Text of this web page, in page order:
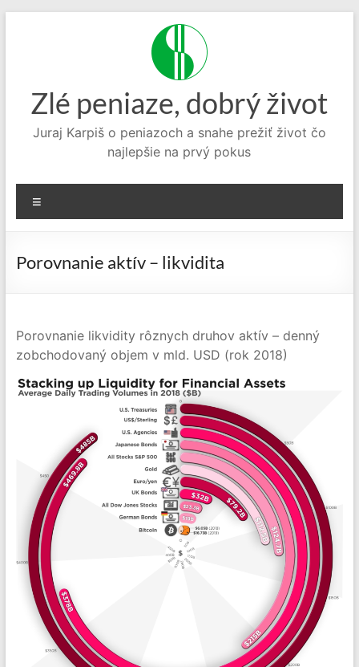
Zlé peniaze, dobrý život
Juraj Karpiš o peniazoch a snahe prežiť život čo
najlepšie na prvý pokus
Porovnanie aktív – likvidita
Porovnanie likvidity rôznych druhov aktív – denný
zobchodovaný objem v mld. USD (rok 2018)